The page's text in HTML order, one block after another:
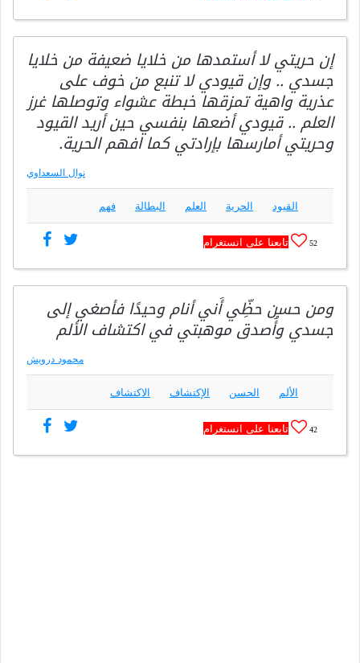
إن حريتي لا أستمدها من خلايا ضعيفة من خلايا
جسدي .. وإن قيودي لا تنبع من خوف على
عذرية واهية تمزقها خبطة عشواء وتوصلها غرز
العلم .. قيودي أضعها بنفسي حين أريد القيود
وحريتي أمارسها بإرادتي كما افهم الحرية.
نوال السعداوي
القيود الحرية العلم البطالة فهم
52 تابعنا على انستغرام
ومن حسن حظِّي أَني أنام وحيدًا فأصغي إلى
جسدي وأُصدق موهبتي في اكتشاف الألم
محمود درويش
الألم الحسن الإكتشاف الاكتشاف
42 تابعنا على انستغرام